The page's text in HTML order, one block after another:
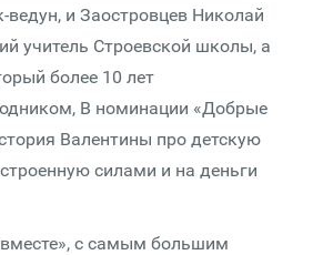
и Заостровцев Николай
учитель Строевской школы, а
более 10 лет
В номинации «Добрые
Валентины про детскую
силами и на деньги
с самым большим